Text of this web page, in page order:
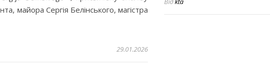
майора Сергія Белінського, магістра
29.01.2026